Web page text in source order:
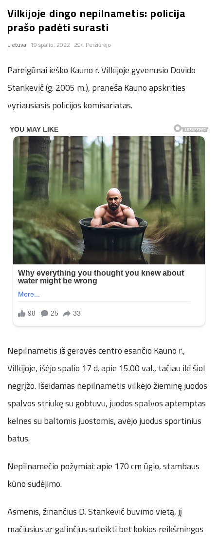
n
.
n
e
t
Vilkijoje dingo nepilnametis: policija
prašo padėti surasti
Lietuva 19 spalio, 2022 294 Peržiūrėjo
Pareigūnai ieško Kauno r. Vilkijoje gyvenusio Dovido
Stankevič (g. 2005 m.), praneša Kauno apskrities
vyriausiasis policijos komisariatas.
Nepilnametis iš gerovės centro esančio Kauno r.,
Vilkijoje, išėjo spalio 17 d. apie 15.00 val., tačiau iki šiol
negrįžo. Išeidamas nepilnametis vilkėjo žieminę juodos
spalvos striukę su gobtuvu, juodos spalvos aptemptas
kelnes su baltomis juostomis, avėjo juodus sportinius
batus.
Nepilnamečio požymiai: apie 170 cm ūgio, stambaus
kūno sudėjimo.
Asmenis, žinančius D. Stankevič buvimo vietą, jį
mačiusius ar galinčius suteikti bet kokios reikšmingos